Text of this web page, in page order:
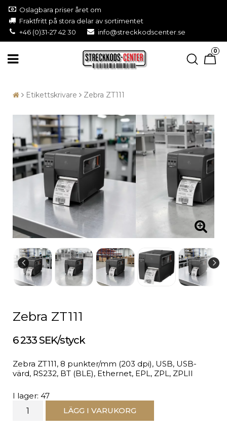
Oslagbara priser året om
Fraktfritt på stora delar av sortimentet
+46 (0)31-27 42 30
info@streckkodscenter.se
0
Etikettskrivare Zebra ZT111
Zebra ZT111
6 233 SEK/styck
Zebra ZT111, 8 punkter/mm (203 dpi), USB, USB-
värd, RS232, BT (BLE), Ethernet, EPL, ZPL, ZPLII
I lager: 47
LÄGG I VARUKORG